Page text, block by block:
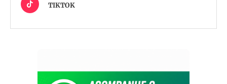
TIKTOK